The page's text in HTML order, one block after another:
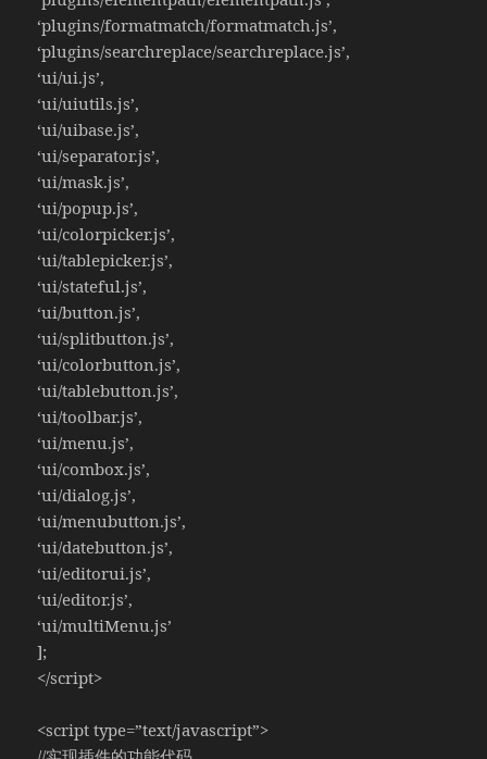
‘plugins/formatmatch/formatmatch.js’,
‘plugins/searchreplace/searchreplace.js’,
‘ui/ui.js’,
‘ui/uiutils.js’,
‘ui/uibase.js’,
‘ui/separator.js’,
‘ui/mask.js’,
‘ui/popup.js’,
‘ui/colorpicker.js’,
‘ui/tablepicker.js’,
‘ui/stateful.js’,
‘ui/button.js’,
‘ui/splitbutton.js’,
‘ui/colorbutton.js’,
‘ui/tablebutton.js’,
‘ui/toolbar.js’,
‘ui/menu.js’,
‘ui/combox.js’,
‘ui/dialog.js’,
‘ui/menubutton.js’,
‘ui/datebutton.js’,
‘ui/editorui.js’,
‘ui/editor.js’,
‘ui/multiMenu.js’
];
</script>
<script type=”text/javascript”>